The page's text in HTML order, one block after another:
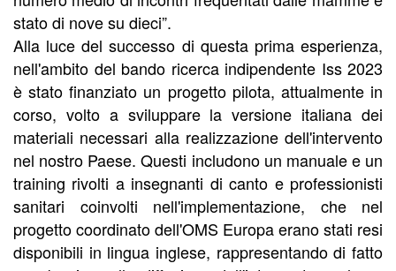
stato di nove su dieci”.
Alla luce del successo di questa prima esperienza,
nell'ambito del bando ricerca indipendente Iss 2023
è stato finanziato un progetto pilota, attualmente in
corso, volto a sviluppare la versione italiana dei
materiali necessari alla realizzazione dell'intervento
nel nostro Paese. Questi includono un manuale e un
training rivolti a insegnanti di canto e professionisti
sanitari coinvolti nell'implementazione, che nel
progetto coordinato dell'OMS Europa erano stati resi
disponibili in lingua inglese, rappresentando di fatto